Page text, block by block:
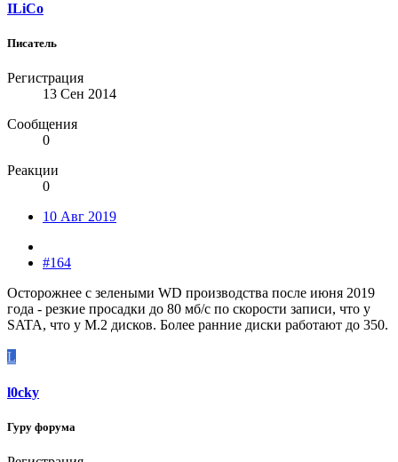
ILiCo
Писатель
Регистрация
13 Сен 2014
Сообщения
0
Реакции
0
10 Авг 2019
#164
Осторожнее с зелеными WD производства после июня 2019
года - резкие просадки до 80 мб/с по скорости записи, что у
SATA, что у M.2 дисков. Более ранние диски работают до 350.
L
l0cky
Гуру форума